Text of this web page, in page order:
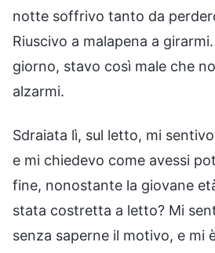
notte soffrivo tanto da
Riuscivo a malapena a
giorno, stavo così male che
alzarmi.
Sdraiata lì, sul letto, mi
e mi chiedevo come avessi
fine, nonostante la giovane
stata costretta a letto? Mi
senza saperne il motivo, e mi